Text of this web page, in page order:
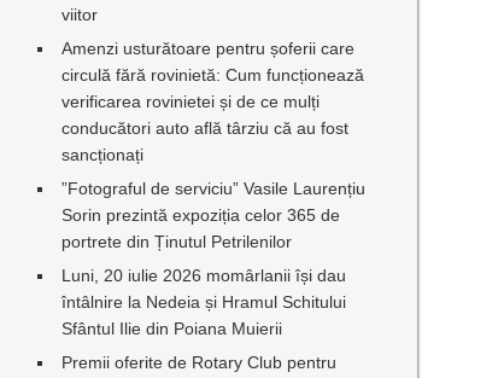
viitor
Amenzi usturătoare pentru șoferii care
circulă fără rovinietă: Cum funcționează
verificarea rovinietei și de ce mulți
conducători auto află târziu că au fost
sancționați
”Fotograful de serviciu” Vasile Laurențiu
Sorin prezintă expoziția celor 365 de
portrete din Ținutul Petrilenilor
Luni, 20 iulie 2026 momârlanii își dau
întâlnire la Nedeia și Hramul Schitului
Sfântul Ilie din Poiana Muierii
Premii oferite de Rotary Club pentru